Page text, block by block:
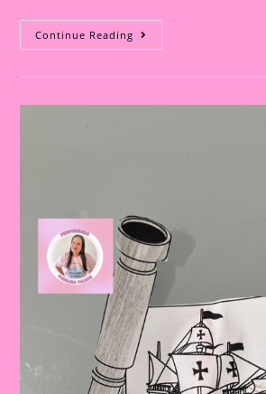
Continue Reading Atividade
Descobrimento
Brasil